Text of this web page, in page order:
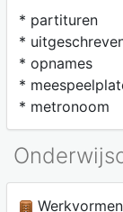
* partituren
*
* opnames
*
* metronoom
Werkvormen